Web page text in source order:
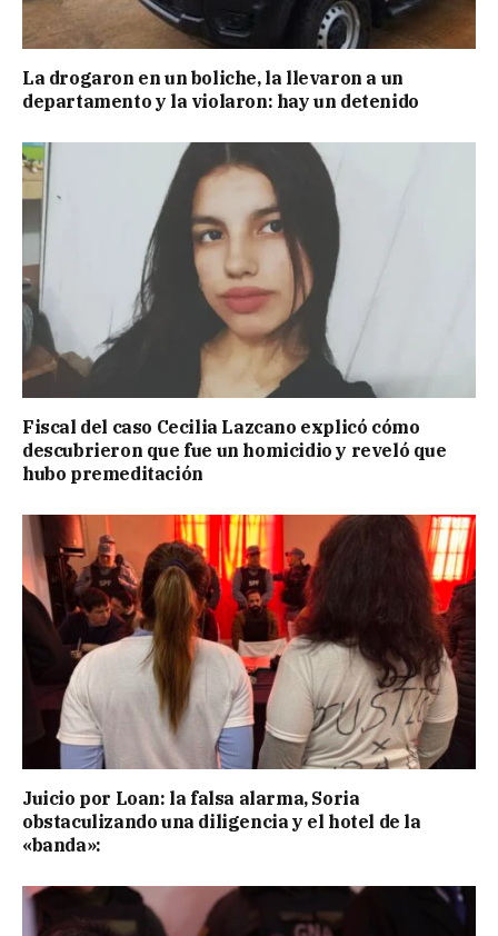
La drogaron en un boliche, la llevaron a un
departamento y la violaron: hay un detenido
Fiscal del caso Cecilia Lazcano explicó cómo
descubrieron que fue un homicidio y reveló que
hubo premeditación
Juicio por Loan: la falsa alarma, Soria
obstaculizando una diligencia y el hotel de la
«banda»: